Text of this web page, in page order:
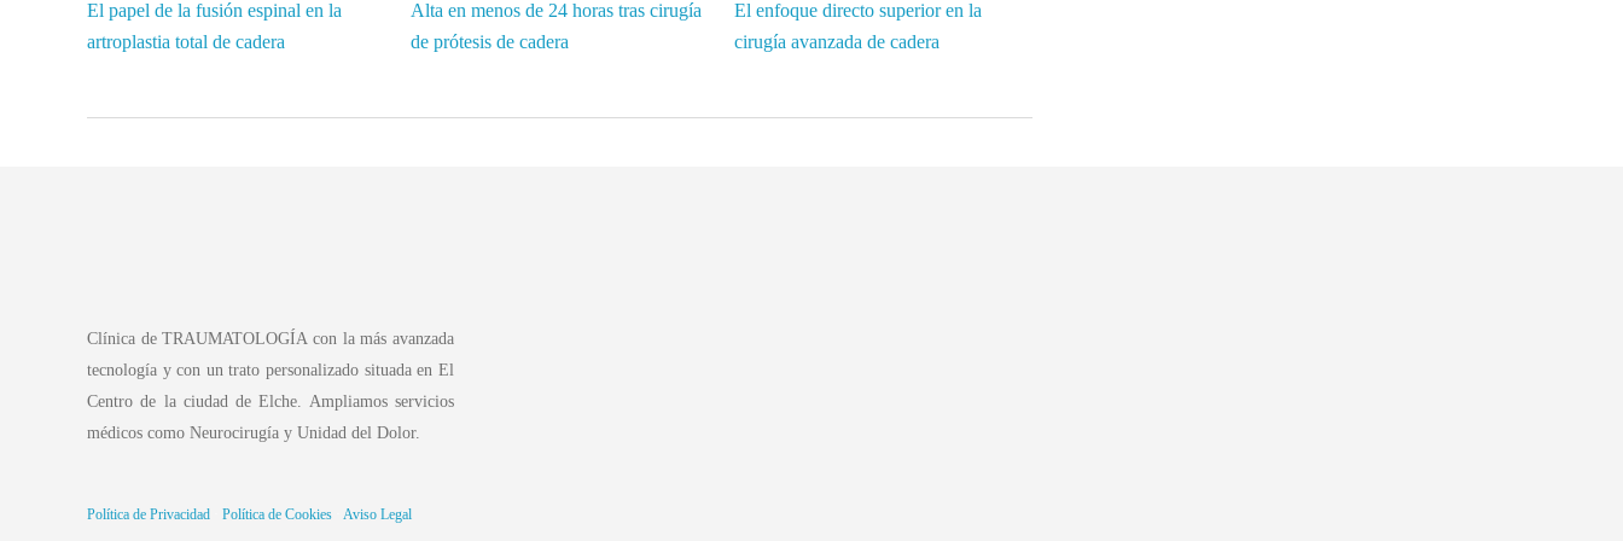
El papel de la fusión espinal en la
artroplastia total de cadera
Alta en menos de 24 horas tras cirugía
de prótesis de cadera
El enfoque directo superior en la
cirugía avanzada de cadera
Clínica de TRAUMATOLOGÍA con la más avanzada
tecnología y con un trato personalizado situada en El
Centro de la ciudad de Elche. Ampliamos servicios
médicos como Neurocirugía y Unidad del Dolor.
Política de Privacidad Política de Cookies Aviso Legal